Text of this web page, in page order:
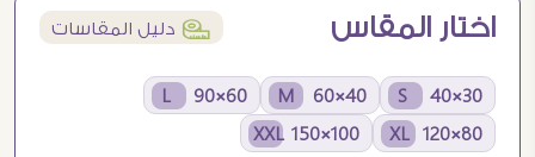
اختار المقاس í دليل المقاسات
30×40 S
40×60 M
60×90 L
80×120 XL
100×150 XXL